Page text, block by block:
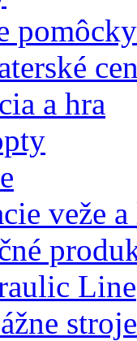
pomôcky
a hra
veže
Line
stroje